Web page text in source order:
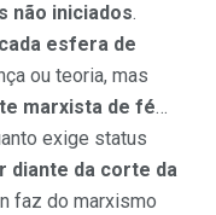
não iniciados.
esfera de
ou teoria, mas
marxista de fé…
exige status
diante da corte da
faz do marxismo